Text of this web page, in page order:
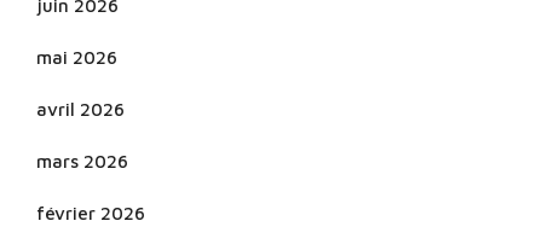
juin 2026
mai 2026
avril 2026
mars 2026
février 2026